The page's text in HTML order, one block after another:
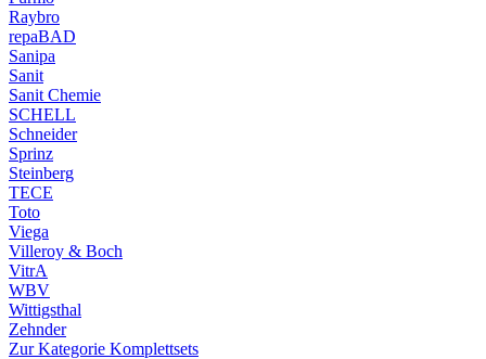
Raybro
repaBAD
Sanipa
Sanit
Sanit Chemie
SCHELL
Schneider
Sprinz
Steinberg
TECE
Toto
Viega
Villeroy & Boch
VitrA
WBV
Wittigsthal
Zehnder
Zur Kategorie Komplettsets